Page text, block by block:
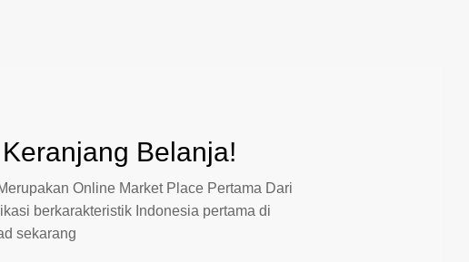
Belanja!
Online Market Place Pertama Dari
berkarakteristik Indonesia pertama di
sekarang